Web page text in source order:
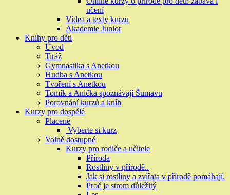
učení
Videa a texty kurzu
Akademie Junior
Knihy pro děti
Úvod
Tiráž
Gymnastika s Anetkou
Hudba s Anetkou
Tvoření s Anetkou
Tomík a Anička spoznávají Šumavu
Porovnání kurzů a kníh
Kurzy pro dospělé
Placené
Vyberte si kurz
Volně dostupné
Kurzy pro rodiče a učitele
Příroda
Rostliny v přírodě..
Jak si rostliny a zvířata v přírodě pomáhají.
Proč je strom důležitý